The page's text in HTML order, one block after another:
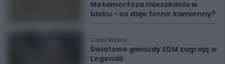
Metamorfoza mieszkania w
bloku - co daje fornir kamienny?
Czas Wolny
Światowe gwiazdy EDM zagrają w
Legendii